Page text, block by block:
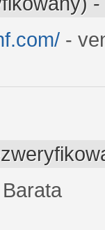
-